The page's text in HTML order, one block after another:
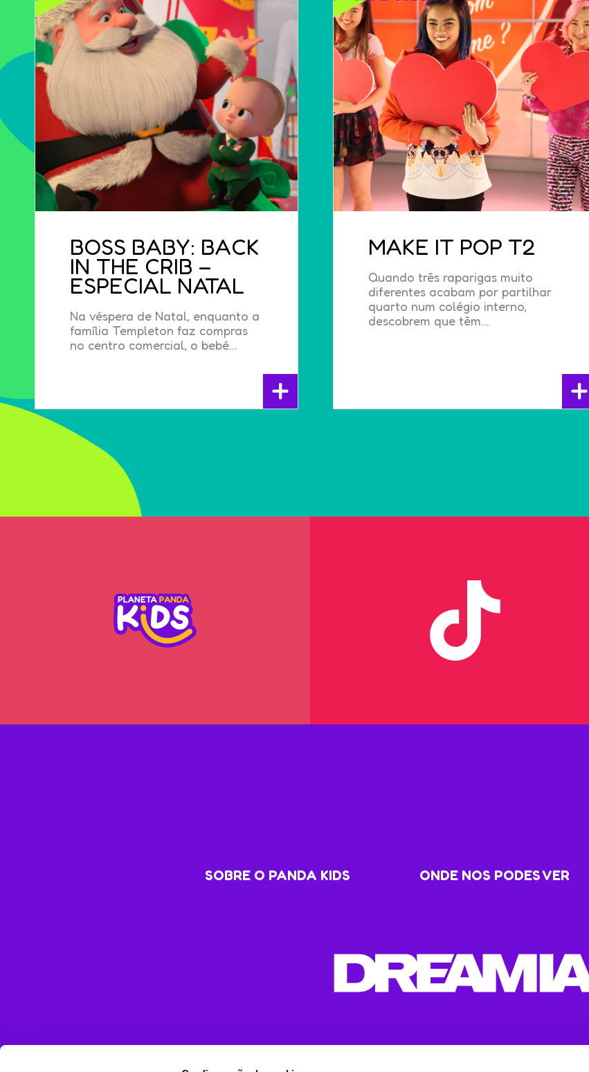
BOSS BABY: BACK
IN THE CRIB –
ESPECIAL NATAL
Na véspera de Natal, enquanto a
família Templeton faz compras
no centro comercial, o bebé...
+
MAKE IT POP T2
Quando três raparigas muito
diferentes acabam por partilhar
quarto num colégio interno,
descobrem que têm...
+
SOBRE O PANDA KIDS ONDE NOS PODES VER